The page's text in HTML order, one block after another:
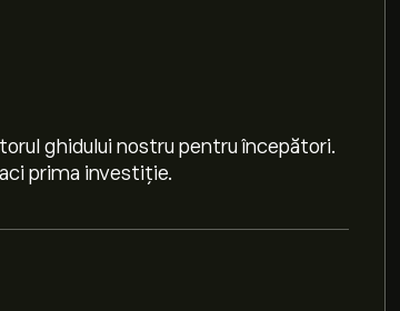
ghidului nostru pentru începători.
prima investiție.